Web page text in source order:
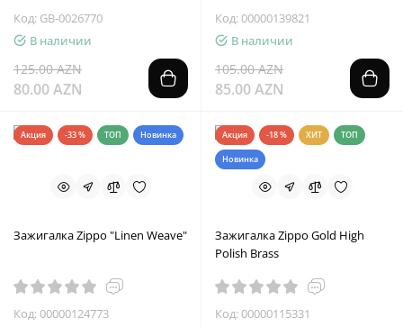
Код: GB-0026770
В наличии
125.00 AZN
80.00 AZN
Код: 00000139821
В наличии
105.00 AZN
85.00 AZN
Акция -33 % ТОП Новинка
Зажигалка Zippo "Linen Weave"
Код: 00000124773
Акция -18 % ХИТ ТОП
Новинка
Зажигалка Zippo Gold High
Polish Brass
Код: 00000115331